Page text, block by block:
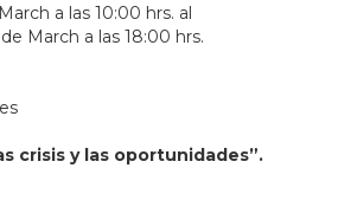
a las 10:00 hrs. al
March a las 18:00 hrs.
crisis y las oportunidades”.